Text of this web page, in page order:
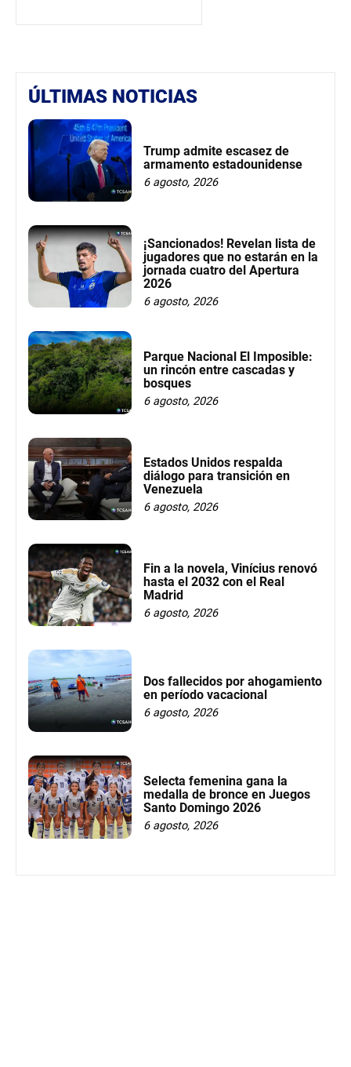
ÚLTIMAS NOTICIAS
Trump admite escasez de
armamento estadounidense
6 agosto, 2026
¡Sancionados! Revelan lista de
jugadores que no estarán en la
jornada cuatro del Apertura
2026
6 agosto, 2026
Parque Nacional El Imposible:
un rincón entre cascadas y
bosques
6 agosto, 2026
Estados Unidos respalda
diálogo para transición en
Venezuela
6 agosto, 2026
Fin a la novela, Vinícius renovó
hasta el 2032 con el Real
Madrid
6 agosto, 2026
Dos fallecidos por ahogamiento
en período vacacional
6 agosto, 2026
Selecta femenina gana la
medalla de bronce en Juegos
Santo Domingo 2026
6 agosto, 2026